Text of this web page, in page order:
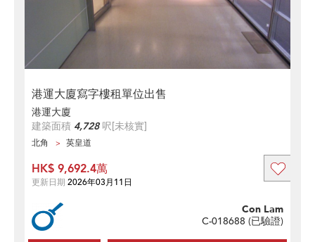
港運大廈寫字樓租單位出售
港運大廈
建築面積 4,728呎[未核實]
北角 英皇道
Con Lam
C-018688 (已驗證)
HK$ 9,692.4萬
更新日期 2026年03月11日